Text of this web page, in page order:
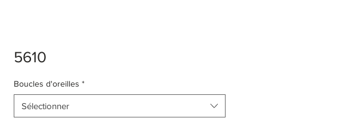
5610
Boucles d'oreilles *
Sélectionner